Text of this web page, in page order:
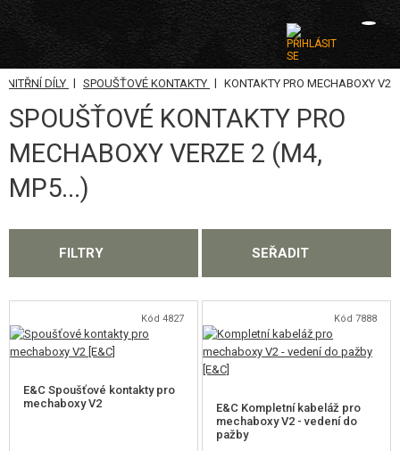
KATEGORIE
AIRSOFTOVÉ ZBRANĚ
KULIČKY, PLYN
ZÁSOBNÍKY, PLNIČKY
VÝSTROJ, UNIFORMY, POUZDRA
DÍLY | SPOUŠŤOVÉ KONTAKTY | KONTAKTY PRO MECHABOXY V2
SPOUŠŤOVÉ KONTAKTY PRO
MECHABOXY VERZE 2 (M4,
MP5...)
FILTRY SEŘADIT
Kód 4827
E&C Spoušťové kontakty pro
mechaboxy V2
Kód 7888
E&C Kompletní kabeláž pro
mechaboxy V2 - vedení do
pažby